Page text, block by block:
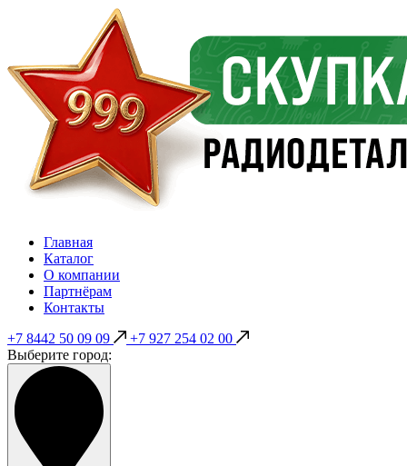
Главная
Каталог
О компании
Партнёрам
Контакты
+7 8442 50 09 09
+7 927 254 02 00
Выберите город: